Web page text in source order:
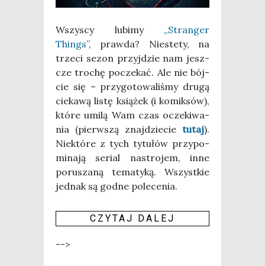
Wszy­scy lubi­my „Stran­ger
Things”, praw­da? Nie­ste­ty, na
trze­ci sezon przyj­dzie nam jesz­
cze tro­chę pocze­kać. Ale nie bój­
cie się – przy­go­to­wa­li­śmy dru­gą
cie­ka­wą listę ksią­żek (i komik­sów),
któ­re umi­lą Wam czas ocze­ki­wa­
nia (pierw­szą znaj­dzie­cie tutaj).
Nie­któ­re z tych tytu­łów przy­po­
mi­na­ją serial nastro­jem, inne
poru­sza­ną tema­ty­ką. Wszyst­kie
jed­nak są god­ne polecenia.
CZY­TAJ DALEJ
-->